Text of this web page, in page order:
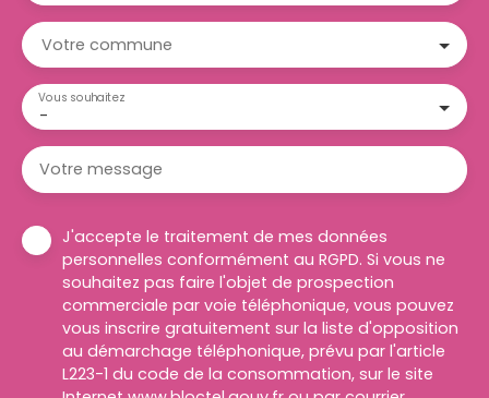
Votre commune
-
Vous souhaitez
Votre message
J'accepte le traitement de mes données
personnelles conformément au RGPD. Si vous ne
souhaitez pas faire l'objet de prospection
commerciale par voie téléphonique, vous pouvez
vous inscrire gratuitement sur la liste d'opposition
au démarchage téléphonique, prévu par l'article
L223-1 du code de la consommation, sur le site